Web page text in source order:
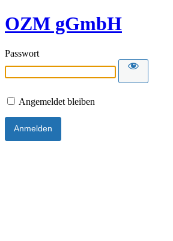
OZM gGmbH
Passwort
Angemeldet bleiben